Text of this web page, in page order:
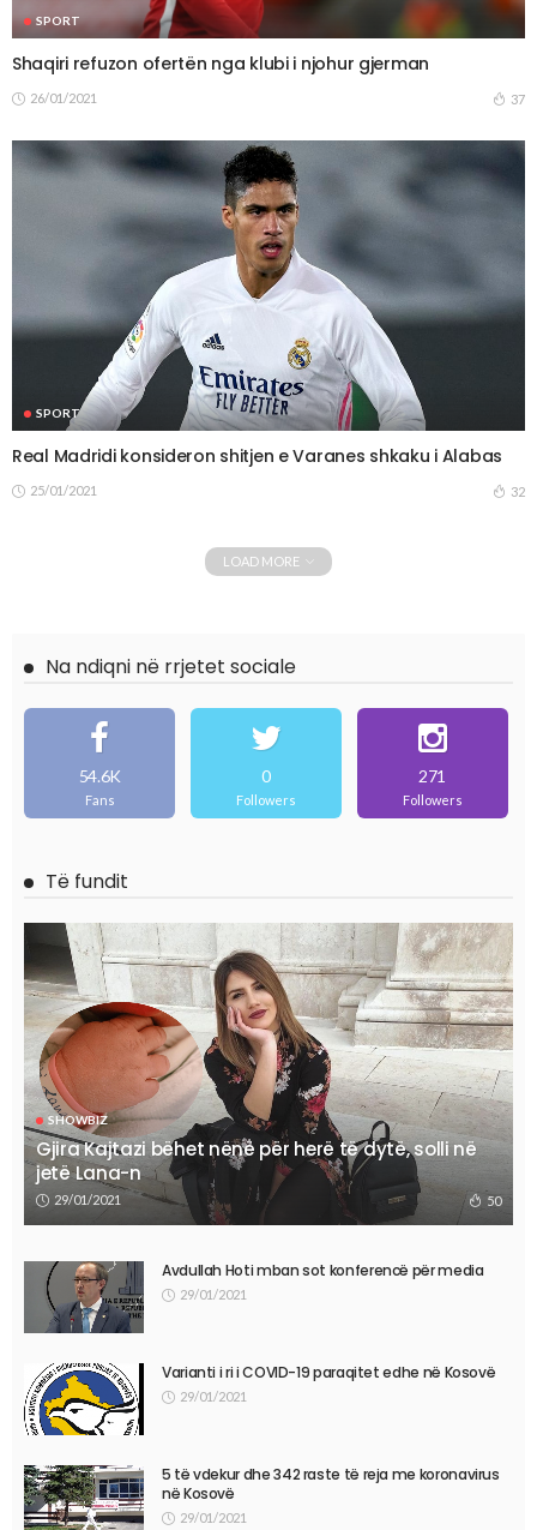
SPORT
Shaqiri refuzon ofertën nga klubi i njohur gjerman
26/01/2021 37
SPORT
Real Madridi konsideron shitjen e Varanes shkaku i Alabas
25/01/2021 32
LOAD MORE
Na ndiqni në rrjetet sociale
54.6K
Fans
0
Followers
271
Followers
Të fundit
SHOWBIZ
Gjira Kajtazi bëhet nënë për herë të dytë, solli në
jetë Lana-n
29/01/2021 50
Avdullah Hoti mban sot konferencë për media
29/01/2021
Varianti i ri i COVID-19 paraqitet edhe në Kosovë
29/01/2021
5 të vdekur dhe 342 raste të reja me koronavirus
në Kosovë
29/01/2021